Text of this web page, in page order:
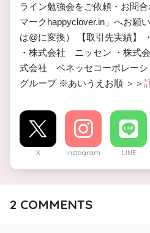
ライン勉強会をご依頼・お問
マークhappyclover.in」へお願
は@に変換） 【取引先実績】
・株式会社 ニッセン ・株式
式会社 ベネッセコーポレー
グループ ※あいうえお順 ＞＞
X Instagram LINE
2 COMMENTS